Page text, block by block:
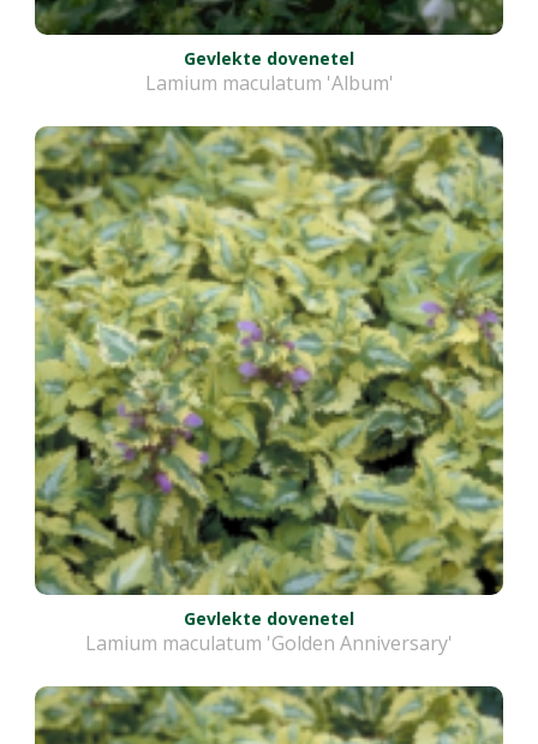
Gevlekte dovenetel
Lamium maculatum 'Album'
Gevlekte dovenetel
Lamium maculatum 'Golden Anniversary'